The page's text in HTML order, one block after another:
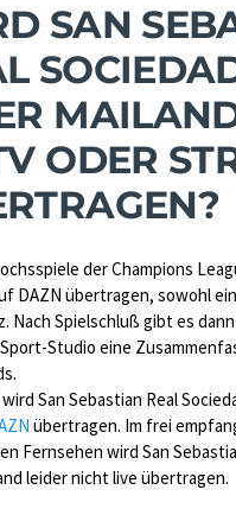
SAN
ODER
der Champions
DAZN übertragen, sowohl
Nach Spielschluß gibt es dann
Studio eine
wird San Sebastian Real
übertragen. Im frei
Fernsehen wird San
leider nicht live übertragen.